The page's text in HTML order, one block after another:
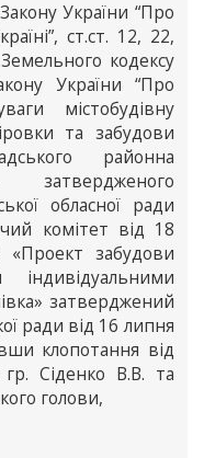
України “Про
ст.ст. 12, 22,
кодексу
України “Про
містобудівну
та забудови
районна
затвердженого
обласної ради
комітет від 18
забудови
індивідуальними
затверджений
ради від 16 липня
клопотання від
Сіденко В.В. та
голови,